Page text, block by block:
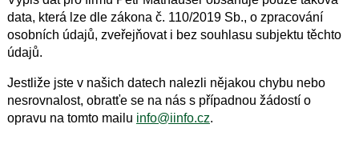
data, která lze dle zákona č. 110/2019 Sb., o zpracování
osobních údajů, zveřejňovat i bez souhlasu subjektu těchto
údajů.
Jestliže jste v našich datech nalezli nějakou chybu nebo
nesrovnalost, obratťe se na nás s případnou žádostí o
opravu na tomto mailu info@iinfo.cz.